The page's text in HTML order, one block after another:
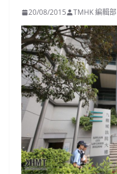
20/08/2015 TMHK 編輯部